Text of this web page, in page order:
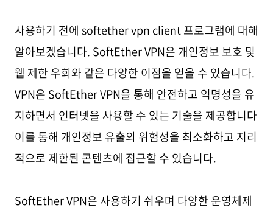
사용하기 전에 softether vpn client프로그램에 대해
알아보겠습니다. SoftEther VPN은 개인정보 보호 및
웹 제한 우회와 같은 다양한 이점을 얻을 수 있습니다.
VPN은 SoftEther VPN을 통해 안전하고 익명성을 유
지하면서 인터넷을 사용할 수 있는 기술을 제공합니다
이를 통해 개인정보 유출의 위험성을 최소화하고 지리
적으로 제한된 콘텐츠에 접근할 수 있습니다.
SoftEther VPN은 사용하기 쉬우며 다양한 운영체제